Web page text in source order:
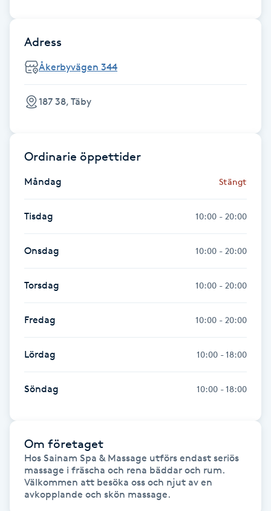
Klippning ungdom
Koppningsmassage
Kosmetisk tatuering
Kostrådgivning
Kroppsinpackning
Kroppspeeling
Käkledsbehandling
LED-ljusterapi
Liktornar
LPG
Adress
Åkerbyvägen 344
187 38, Täby
Ordinarie öppettider
Måndag Stängt
Tisdag 10:00 - 20:00
Onsdag 10:00 - 20:00
Torsdag 10:00 - 20:00
Fredag 10:00 - 20:00
Lördag 10:00 - 18:00
Söndag 10:00 - 18:00
Om företaget
Hos Sainam Spa & Massage utförs endast seriös
massage i fräscha och rena bäddar och rum.
Välkommen att besöka oss och njut av en
avkopplande och skön massage.